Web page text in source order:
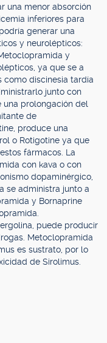
una menor absorción
inferiores para
generar una
y neurolépticos:
y
ya que se a
como discinesia tardía
junto con
una prolongación del
de
produce una
o Rotigotine ya que
fármacos. La
con kava o con
dopaminérgico,
se administra junto a
y Bornaprine
puede producir
Metoclopramida
es sustrato, por lo
de Sirolimus.